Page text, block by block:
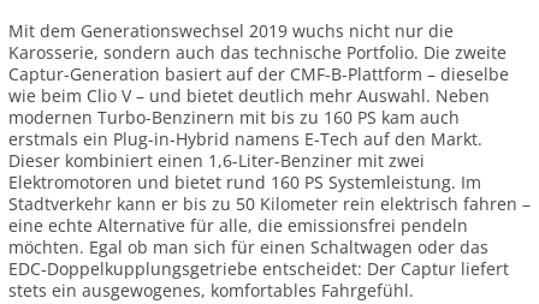
Mit dem Generationswechsel 2019 wuchs nicht nur die
Karosserie, sondern auch das technische Portfolio. Die zweite
Captur-Generation basiert auf der CMF-B-Plattform – dieselbe
wie beim Clio V – und bietet deutlich mehr Auswahl. Neben
modernen Turbo-Benzinern mit bis zu 160 PS kam auch
erstmals ein Plug-in-Hybrid namens E-Tech auf den Markt.
Dieser kombiniert einen 1,6-Liter-Benziner mit zwei
Elektromotoren und bietet rund 160 PS Systemleistung. Im
Stadtverkehr kann er bis zu 50 Kilometer rein elektrisch fahren –
eine echte Alternative für alle, die emissionsfrei pendeln
möchten. Egal ob man sich für einen Schaltwagen oder das
EDC-Doppelkupplungsgetriebe entscheidet: Der Captur liefert
stets ein ausgewogenes, komfortables Fahrgefühl.